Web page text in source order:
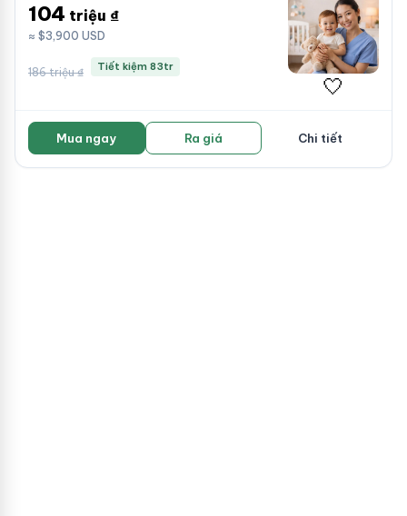
104 triệu ₫
≈ $3,900 USD
186 triệu ₫ Tiết kiệm 83tr
🤍
Mua ngay Ra giá Chi tiết